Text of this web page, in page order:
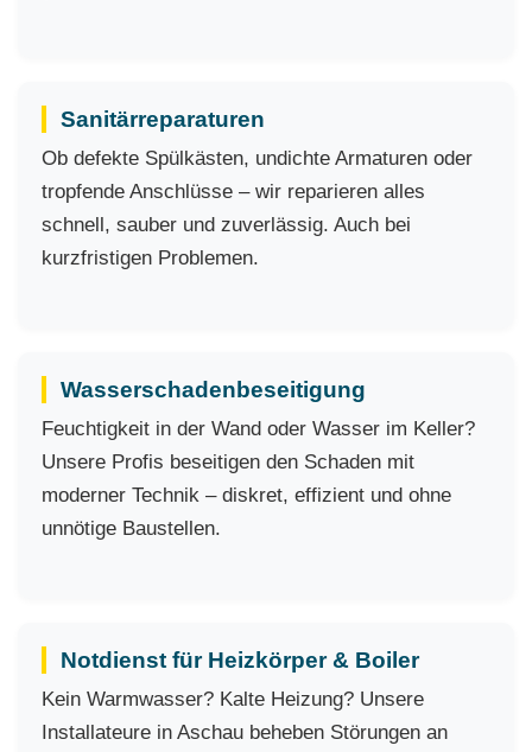
Sanitärreparaturen
Ob defekte Spülkästen, undichte Armaturen oder
tropfende Anschlüsse – wir reparieren alles
schnell, sauber und zuverlässig. Auch bei
kurzfristigen Problemen.
Wasserschadenbeseitigung
Feuchtigkeit in der Wand oder Wasser im Keller?
Unsere Profis beseitigen den Schaden mit
moderner Technik – diskret, effizient und ohne
unnötige Baustellen.
Notdienst für Heizkörper & Boiler
Kein Warmwasser? Kalte Heizung? Unsere
Installateure in Aschau beheben Störungen an